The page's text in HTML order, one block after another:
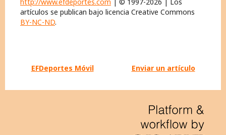
artículos se publican bajo licencia Creative Commons
BY-NC-ND.
EFDeportes Móvil Enviar un artículo